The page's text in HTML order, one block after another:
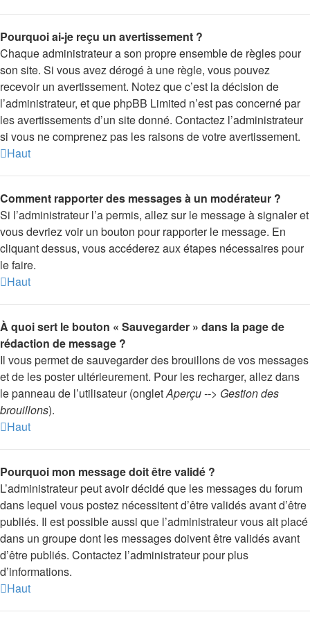
Pourquoi ai-je reçu un avertissement ?
Chaque administrateur a son propre ensemble de règles pour
son site. Si vous avez dérogé à une règle, vous pouvez
recevoir un avertissement. Notez que c’est la décision de
l’administrateur, et que phpBB Limited n’est pas concerné par
les avertissements d’un site donné. Contactez l’administrateur
si vous ne comprenez pas les raisons de votre avertissement.
Haut
Comment rapporter des messages à un modérateur ?
Si l’administrateur l’a permis, allez sur le message à signaler et
vous devriez voir un bouton pour rapporter le message. En
cliquant dessus, vous accéderez aux étapes nécessaires pour
le faire.
Haut
À quoi sert le bouton « Sauvegarder » dans la page de
rédaction de message ?
Il vous permet de sauvegarder des brouillons de vos messages
et de les poster ultérieurement. Pour les recharger, allez dans
le panneau de l’utilisateur (ongletAperçu --> Gestion des
brouillons).
Haut
Pourquoi mon message doit être validé ?
L’administrateur peut avoir décidé que les messages du forum
dans lequel vous postez nécessitent d’être validés avant d’être
publiés. Il est possible aussi que l’administrateur vous ait placé
dans un groupe dont les messages doivent être validés avant
d’être publiés. Contactez l’administrateur pour plus
d’informations.
Haut